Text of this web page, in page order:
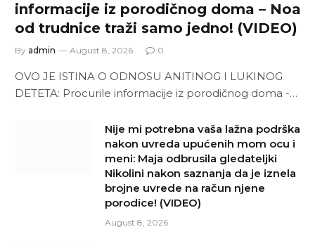
informacije iz porodičnog doma – Noa
od trudnice traži samo jedno! (VIDEO)
By admin August 8, 2026 0
OVO JE ISTINA O ODNOSU ANITINOG I LUKINOG
DETETA: Procurile informacije iz porodičnog doma -…
Nije mi potrebna vaša lažna podrška
nakon uvreda upućenih mom ocu i
meni: Maja odbrusila gledateljki
Nikolini nakon saznanja da je iznela
brojne uvrede na račun njene
porodice! (VIDEO)
August 8, 2026